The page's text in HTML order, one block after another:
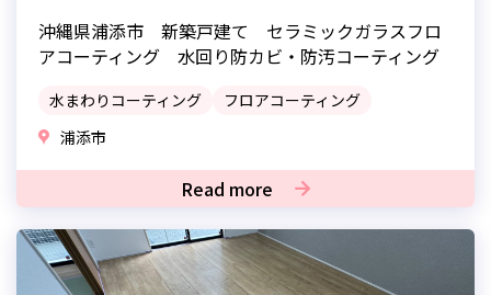
沖縄県浦添市 新築戸建て セラミックガラスフロ
アコーティング 水回り防カビ・防汚コーティング
水まわりコーティング
フロアコーティング
浦添市
Read more